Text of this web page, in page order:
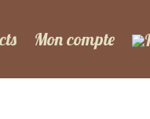
Mon compte